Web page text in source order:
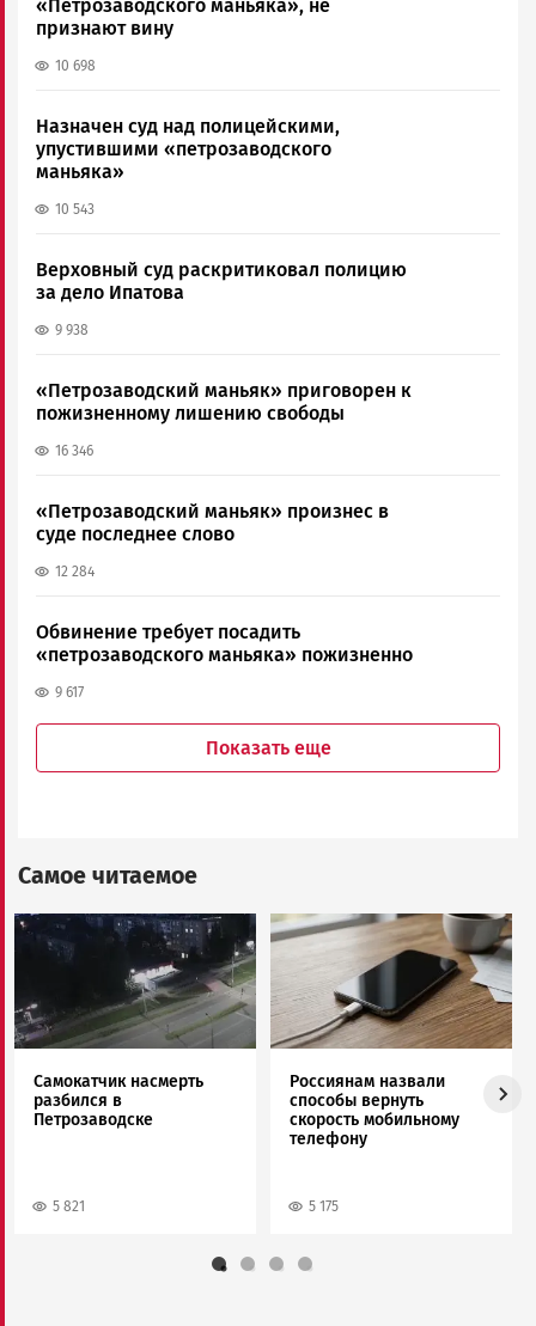
«Петрозаводского маньяка», не
признают вину
10 698
Назначен суд над полицейскими,
упустившими «петрозаводского
маньяка»
10 543
Верховный суд раскритиковал полицию
за дело Ипатова
9 938
«Петрозаводский маньяк» приговорен к
пожизненному лишению свободы
16 346
«Петрозаводский маньяк» произнес в
суде последнее слово
12 284
Обвинение требует посадить
«петрозаводского маньяка» пожизненно
9 617
Показать еще
Самое читаемое
Image
Самокатчик насмерть
разбился в
Петрозаводске
5 821
Image
Россиянам назвали
способы вернуть
скорость мобильному
телефону
5 175